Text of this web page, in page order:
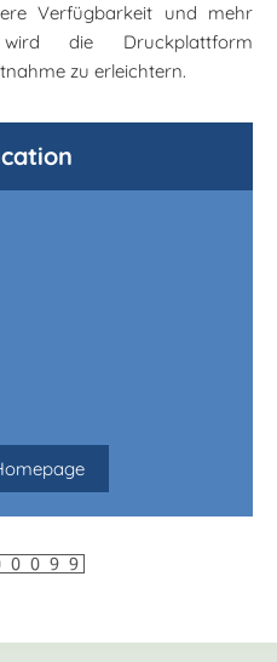
Verfügbarkeit und mehr
wird die Druckplattform
zu erleichtern.